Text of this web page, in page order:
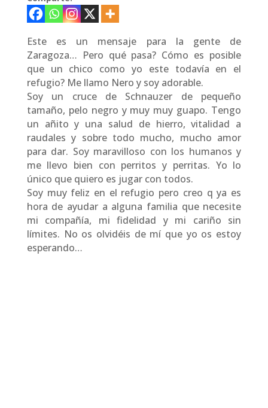
Este es un mensaje para la gente de
Zaragoza… Pero qué pasa? Cómo es posible
que un chico como yo este todavía en el
refugio? Me llamo Nero y soy adorable.
Soy un cruce de Schnauzer de pequeño
tamaño, pelo negro y muy muy guapo. Tengo
un añito y una salud de hierro, vitalidad a
raudales y sobre todo mucho, mucho amor
para dar. Soy maravilloso con los humanos y
me llevo bien con perritos y perritas. Yo lo
único que quiero es jugar con todos.
Soy muy feliz en el refugio pero creo q ya es
hora de ayudar a alguna familia que necesite
mi compañía, mi fidelidad y mi cariño sin
límites. No os olvidéis de mí que yo os estoy
esperando…